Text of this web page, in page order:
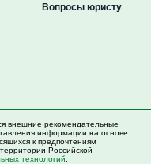
Вопросы юристу
внешние рекомендательные
информации на основе
к предпочтениям
Российской
технологий